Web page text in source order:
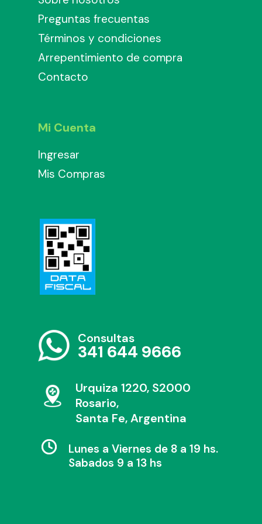
Preguntas frecuentas
Términos y condiciones
Arrepentimiento de compra
Contacto
Mi Cuenta
Ingresar
Mis Compras
Consultas
341 644 9666
Urquiza 1220, S2000
Rosario,
Santa Fe, Argentina
Lunes a Viernes de 8 a 19 hs.
Sabados 9 a 13 hs